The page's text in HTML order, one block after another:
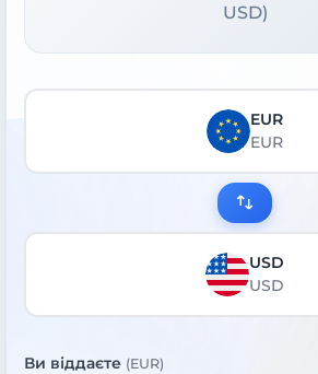
USD)
EUR
EUR
USD
USD
Ви віддаєте (EUR)